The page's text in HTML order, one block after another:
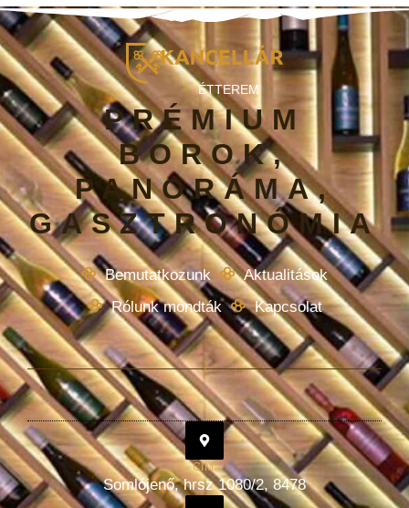
ÉTTEREM
PRÉMIUM
BOROK,
PANORÁMA,
GASZTRONÓMIA
Bemutatkozunk
Aktualitások
Rólunk mondták
Kapcsolat
CÍM:
Somlójenő, hrsz 1080/2, 8478